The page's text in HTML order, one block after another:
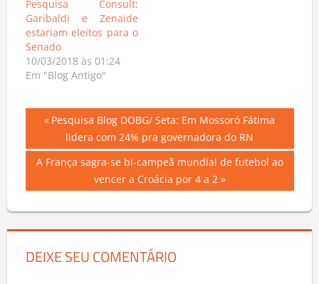
Pesquisa Consult:
Garibaldi e Zenaide
estariam eleitos para o
Senado
10/03/2018 às 01:24
Em "Blog Antigo"
Navegação
de
Previous
Post:
Pesquisa Blog DOBG/ Seta: Em Mossoró Fátima
lidera com 24% pra governadora do RN
Next
A França sagra-se bi-campeã mundial de futebol ao
vencer a Croácia por 4 a 2
DEIXE SEU COMENTÁRIO